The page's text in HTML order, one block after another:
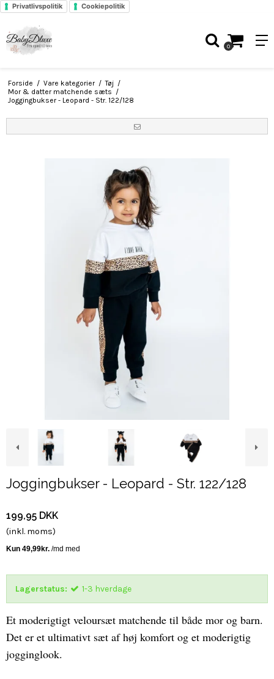
Privatlivspolitik Cookiepolitik
0
Forside / Vare kategorier / Tøj /
Mor & datter matchende sæts /
Joggingbukser - Leopard - Str. 122/128
Joggingbukser - Leopard - Str. 122/128
199,95 DKK
(inkl. moms)
Lagerstatus: 1-3 hverdage
Et moderigtigt veloursæt matchende til både mor og barn.
Det er et ultimativt sæt af høj komfort og et moderigtig
jogginglook.